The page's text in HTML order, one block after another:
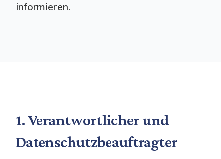
informieren.
1. Verantwortlicher und
Datenschutzbeauftragter